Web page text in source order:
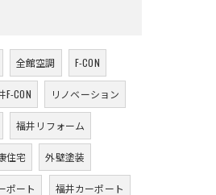
全館空調 F-CON
F-CON リノベーション
福井リフォーム
住宅 外壁塗装
ポート 福井カーポート